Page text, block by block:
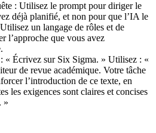
: Utilisez le prompt pour diriger le
déjà planifié, et non pour que l’IA le
un langage de rôles et de
l’approche que vous avez
« Écrivez sur Six Sigma. » Utilisez : «
de revue académique. Votre tâche
l’introduction de ce texte, en
les exigences sont claires et concises
»